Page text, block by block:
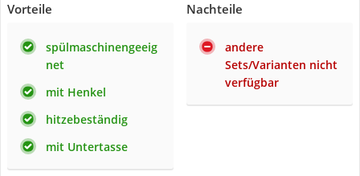
Vorteile
spülmaschinengeeig
net
mit Henkel
hitzebeständig
mit Untertasse
Nachteile
andere
Sets/Varianten nicht
verfügbar